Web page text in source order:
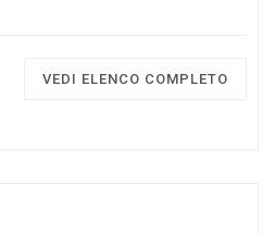
VEDI ELENCO COMPLETO